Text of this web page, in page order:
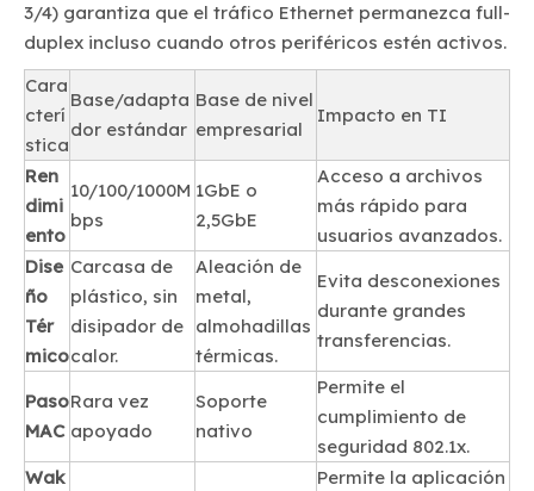
3/4) garantiza que el tráfico Ethernet permanezca full-
duplex incluso cuando otros periféricos estén activos.
Cara
cterí
stica
Base/adapta
dor estándar
Base de nivel
empresarial
Impacto en TI
Ren
dimi
ento
10/100/1000M
bps
1GbE o
2,5GbE
Acceso a archivos
más rápido para
usuarios avanzados.
Dise
ño
Tér
mico
Carcasa de
plástico, sin
disipador de
calor.
Aleación de
metal,
almohadillas
térmicas.
Evita desconexiones
durante grandes
transferencias.
Paso
MAC
Rara vez
apoyado
Soporte
nativo
Permite el
cumplimiento de
seguridad 802.1x.
Wak
Permite la aplicación